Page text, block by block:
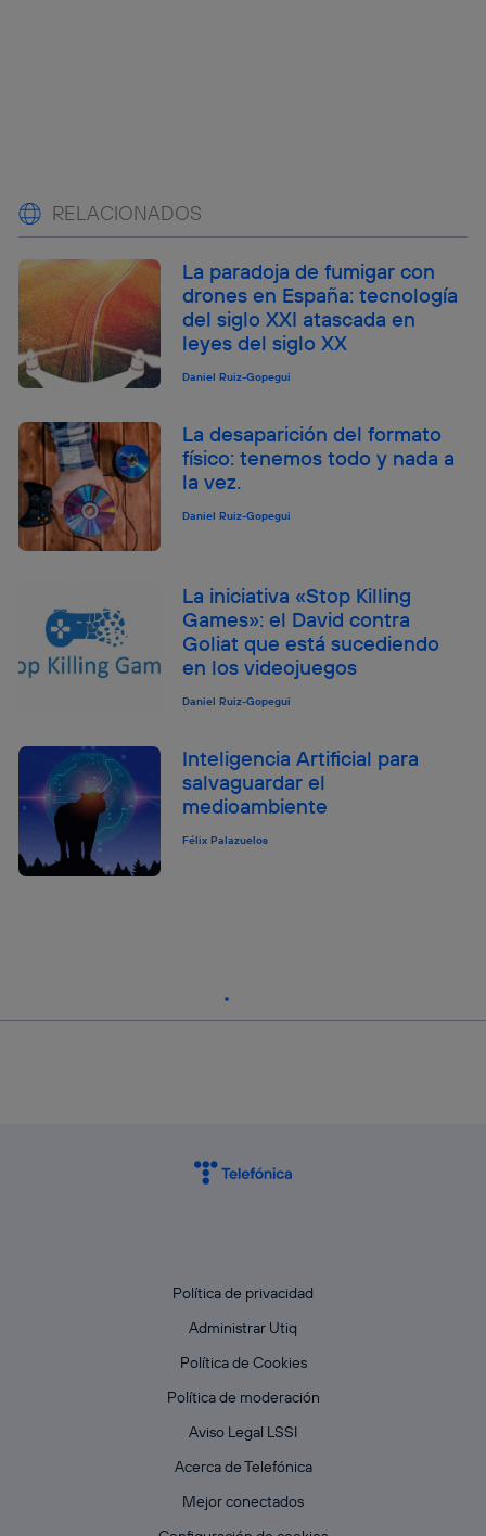
RELACIONADOS
La paradoja de fumigar con
drones en España: tecnología
del siglo XXI atascada en
leyes del siglo XX
Daniel Ruiz-Gopegui
La desaparición del formato
físico: tenemos todo y nada a
la vez.
Daniel Ruiz-Gopegui
La iniciativa «Stop Killing
Games»: el David contra
Goliat que está sucediendo
en los videojuegos
Daniel Ruiz-Gopegui
Inteligencia Artificial para
salvaguardar el
medioambiente
Félix Palazuelos
Política de privacidad
Administrar Utiq
Política de Cookies
Política de moderación
Aviso Legal LSSI
Acerca de Telefónica
Mejor conectados